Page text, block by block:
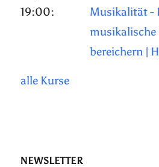
19:00:
Musikalität -
bereichern |
alle Kurse
NEWSLETTER